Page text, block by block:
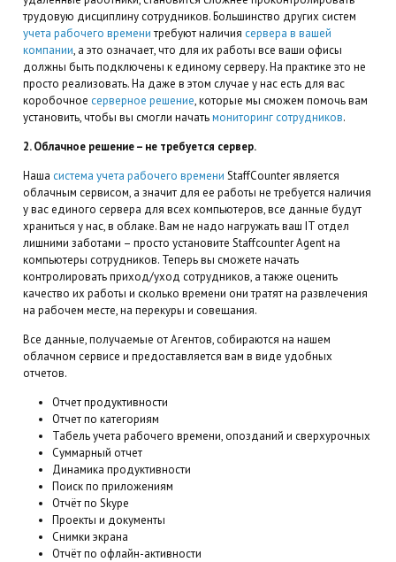
трудовую дисциплину сотрудников. Большинство других систем
учета рабочего временитребуют наличия сервера в вашей
компании, а это означает, что для их работы все ваши офисы
должны быть подключены к единому серверу. На практике это не
просто реализовать. На даже в этом случае у нас есть для вас
коробочное серверное решение, которые мы сможем помочь вам
установить, чтобы вы смогли начатьмониторинг сотрудников.
2. Облачное решение – не требуется сервер.
Наша система учета рабочего времени StaffCounter является
облачным сервисом, а значит для ее работы не требуется наличия
у вас единого сервера для всех компьютеров, все данные будут
храниться у нас, в облаке. Вам не надо нагружать ваш IT отдел
лишними заботами – просто установите Staffcounter Agent на
компьютеры сотрудников. Теперь вы сможете начать
контролировать приход/уход сотрудников, а также оценить
качество их работы и сколько времени они тратят на развлечения
на рабочем месте, на перекуры и совещания.
Все данные, получаемые от Агентов, собираются на нашем
облачном сервисе и предоставляется вам в виде удобных
отчетов.
Отчет продуктивности
Отчет по категориям
Табель учета рабочего времени, опозданий и сверхурочных
Суммарный отчет
Динамика продуктивности
Поиск по приложениям
Отчёт по Skype
Проекты и документы
Снимки экрана
Отчёт по офлайн-активности